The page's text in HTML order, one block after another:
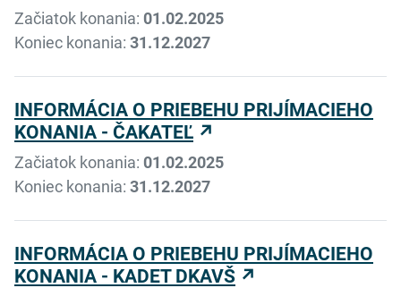
Začiatok konania: 01.02.2025
Koniec konania: 31.12.2027
INFORMÁCIA O PRIEBEHU PRIJÍMACIEHO
KONANIA - ČAKATEĽ
Začiatok konania: 01.02.2025
Koniec konania: 31.12.2027
INFORMÁCIA O PRIEBEHU PRIJÍMACIEHO
KONANIA - KADET DKAVŠ